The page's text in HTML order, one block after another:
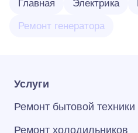
Главная Электрика
Ремонт генератора
Услуги
Ремонт бытовой техники
Ремонт холодильников